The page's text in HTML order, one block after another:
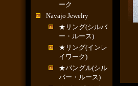
ーク
Navajo Jewelry
★リング(シルバ
ー・ルース)
★リング(インレ
イワーク)
★バングル(シル
バー・ルース)